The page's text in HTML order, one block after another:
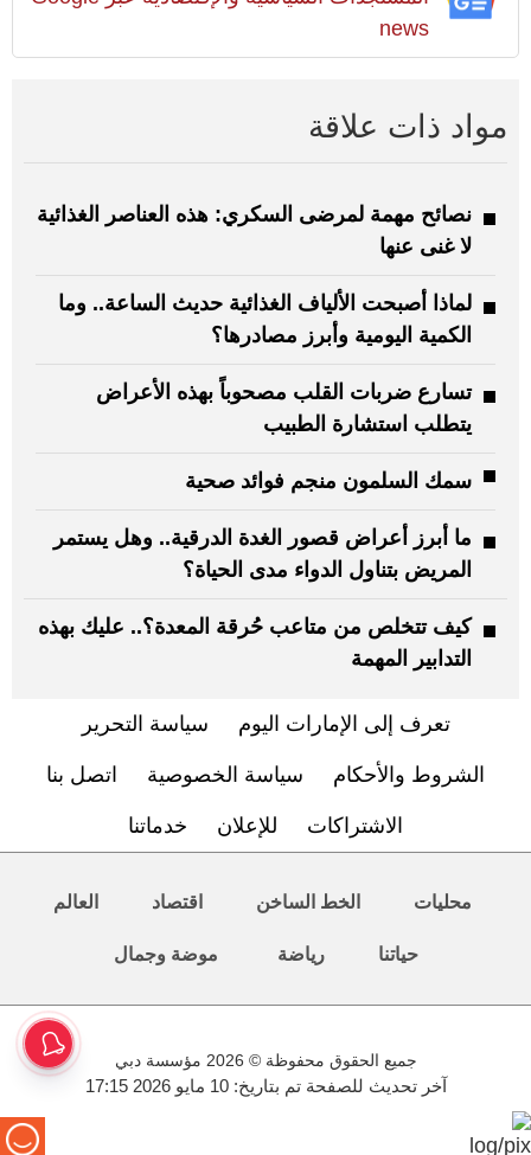
news
مواد ذات علاقة
نصائح مهمة لمرضى السكري: هذه العناصر الغذائية
لا غنى عنها
لماذا أصبحت الألياف الغذائية حديث الساعة.. وما
الكمية اليومية وأبرز مصادرها؟
تسارع ضربات القلب مصحوباً بهذه الأعراض
يتطلب استشارة الطبيب
سمك السلمون منجم فوائد صحية
ما أبرز أعراض قصور الغدة الدرقية.. وهل يستمر
المريض بتناول الدواء مدى الحياة؟
كيف تتخلص من متاعب حُرقة المعدة؟.. عليك بهذه
التدابير المهمة
تعرف إلى الإمارات اليوم سياسة التحرير
الشروط والأحكام سياسة الخصوصية اتصل بنا
الاشتراكات للإعلان خدماتنا
محليات الخط الساخن اقتصاد العالم
حياتنا رياضة موضة وجمال
جميع الحقوق محفوظة © 2026 مؤسسة دبي
آخر تحديث للصفحة تم بتاريخ: 10 مايو 2026 17:15